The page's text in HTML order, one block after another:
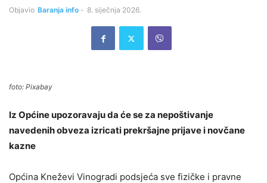
Objavio Baranja info - 8. siječnja 2026.
foto: Pixabay
Iz Općine upozoravaju da će se za nepoštivanje
navedenih obveza izricati prekršajne prijave i novčane
kazne
Općina Kneževi Vinogradi podsjeća sve fizičke i pravne